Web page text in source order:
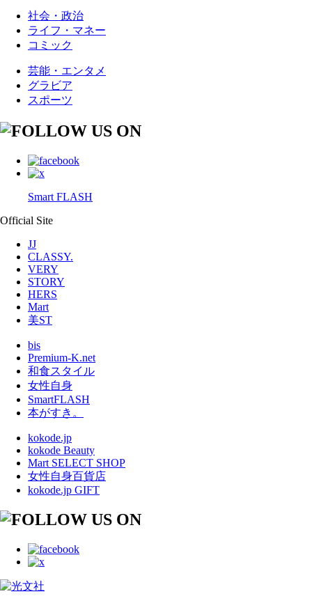
社会・政治
ライフ・マネー
コミック
芸能・エンタメ
グラビア
スポーツ
Smart FLASH
Official Site
JJ
CLASSY.
VERY
STORY
HERS
Mart
美ST
bis
Premium-K.net
和食スタイル
女性自身
SmartFLASH
本がすき。
kokode.jp
kokode Beauty
Mart SELECT SHOP
女性自身百貨店
kokode.jp GIFT